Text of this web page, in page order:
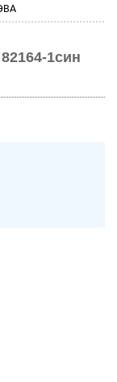
1син